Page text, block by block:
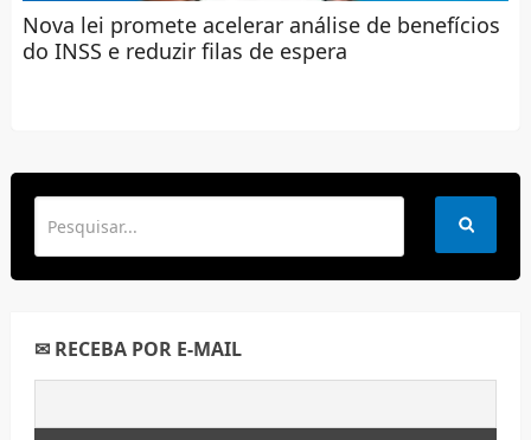
Nova lei promete acelerar análise de benefícios
do INSS e reduzir filas de espera
✉ RECEBA POR E-MAIL